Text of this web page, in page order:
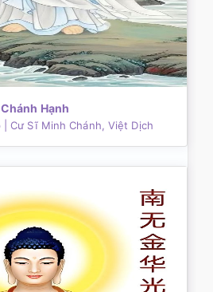
Chánh Hạnh
| Cư Sĩ Minh Chánh, Việt Dịch